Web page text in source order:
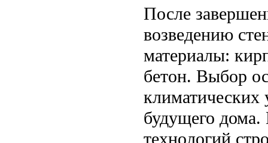
После
возведению
материалы:
бетон. Выбор
климатических
будущего
технологий